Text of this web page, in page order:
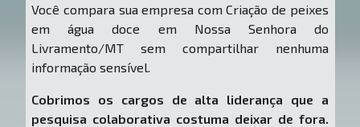
Você compara sua empresa com Criação de peixes
em água doce em Nossa Senhora do
Livramento/MT sem compartilhar nenhuma
informação sensível.
Cobrimos os cargos de alta liderança que a
pesquisa colaborativa costuma deixar de fora.